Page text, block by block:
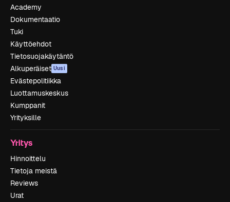
Academy
Dokumentaatio
Tuki
Käyttöehdot
Tietosuojakäytäntö
Alkuperäiset Uusi
Evästepolitiikka
Luottamuskeskus
Kumppanit
Yrityksille
Yritys
Hinnoittelu
Tietoja meistä
Reviews
Urat